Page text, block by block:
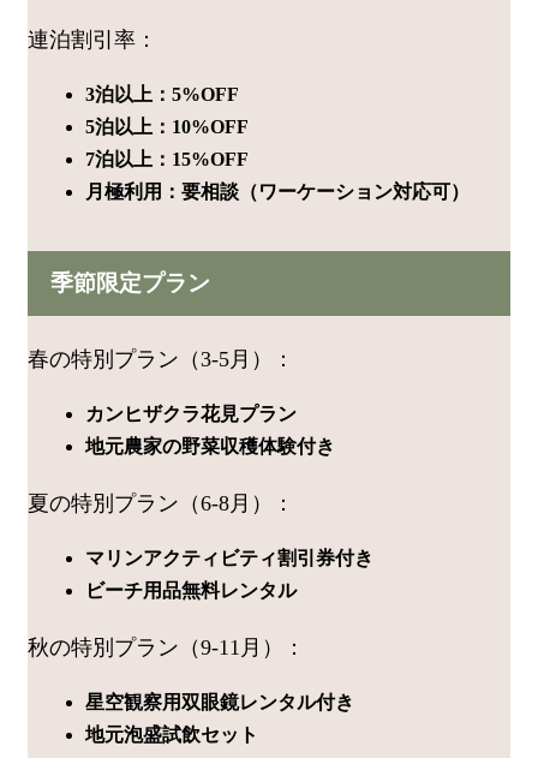
連泊割引率：
3泊以上：5%OFF
5泊以上：10%OFF
7泊以上：15%OFF
月極利用：要相談（ワーケーション対応可）
季節限定プラン
春の特別プラン（3-5月）：
カンヒザクラ花見プラン
地元農家の野菜収穫体験付き
夏の特別プラン（6-8月）：
マリンアクティビティ割引券付き
ビーチ用品無料レンタル
秋の特別プラン（9-11月）：
星空観察用双眼鏡レンタル付き
地元泡盛試飲セット